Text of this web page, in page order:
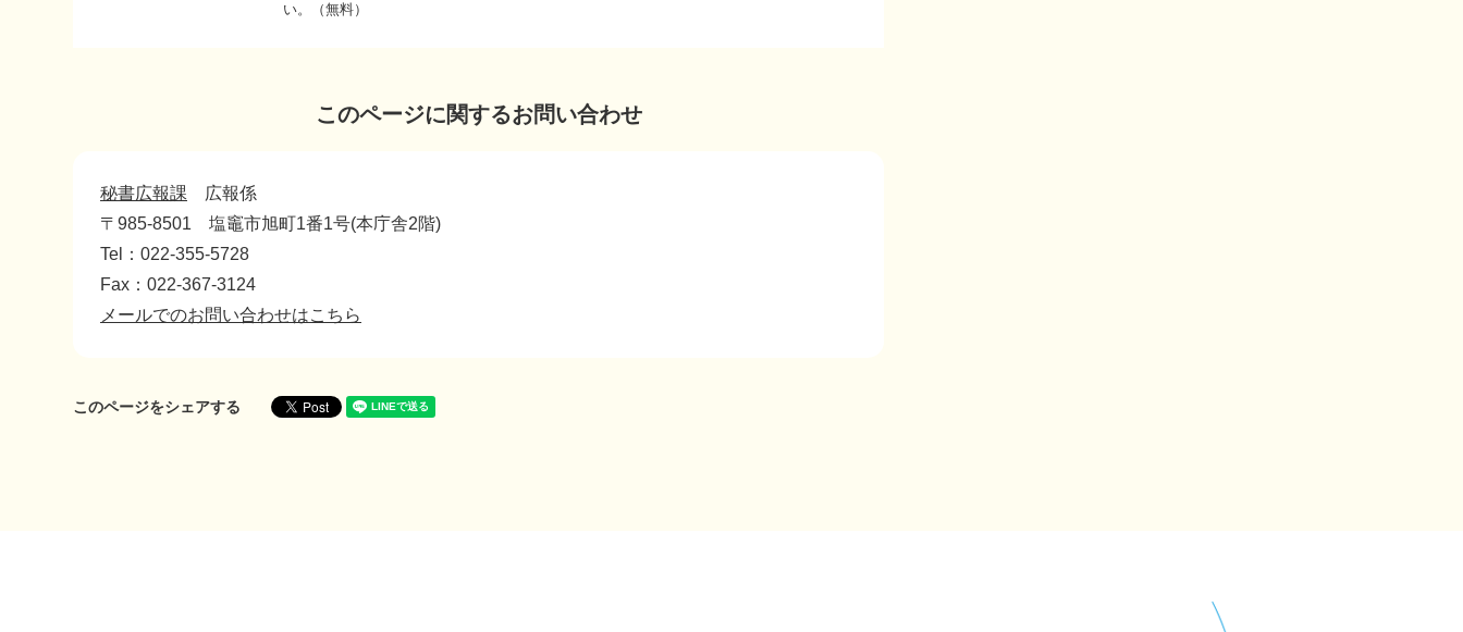
い。（無料）
このページに関するお問い合わせ
秘書広報課
広報係
〒985-8501
塩竈市旭町1番1号(本庁舎2階)
Tel：022-355-5728
Fax：022-367-3124
メールでのお問い合わせはこちら
このページをシェアする